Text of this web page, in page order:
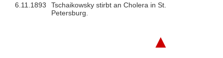
6.11.1893
Tschaikowsky stirbt an Cholera in St.
Petersburg.
▲